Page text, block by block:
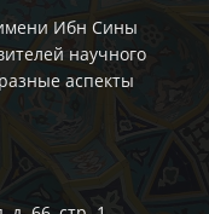
Ибн Сины
научного
аспекты